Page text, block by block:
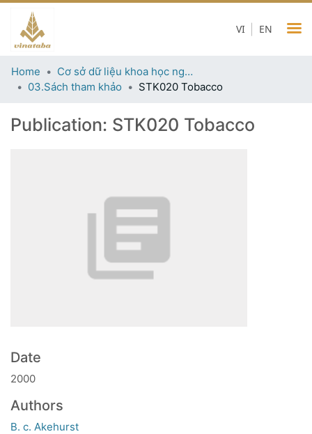
EN
VI
Home
Cơ sở dữ liệu khoa học ngành thuốc lá
03.Sách tham khảo
STK020 Tobacco
Publication: STK020 Tobacco
Date
2000
Authors
B. c. Akehurst